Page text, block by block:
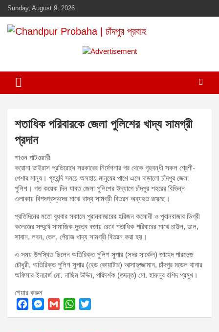
Skip
to
content
Sunday, August 9, 2026
Chandpur Probaha | চাঁদপুর প্রবাহ
v
e
s
e
m
e
n
:
শতাধিক পরিবারকে জেলা পুলিশের খাদ্য সামগ্রী
প্রদান
শাওন পাটওয়ারী
করোনা ভাইরাস প্রতিরোধে সরকারের নির্দেশনার পর থেকে গৃহবন্ধী সকল শ্রেণী-
পেশার মানুষ। গৃহবন্দি সময়ে অসহায় মানুষের পাশে এসে দাড়ালো চাঁদপুর জেলা
পুলিশ। গত কয়েক দিন যাবত জেলা পুলিশের উদ্যাগে চাঁদপুর শহরের বিভিন্ন
এলাকায় বিপদগ্রস্থদের মাঝে খাদ্য সামগ্রী বিতরন অব্যহত রয়েছে।
প্রতিদিনের মতো বুধবার সকালে পুরানবাজারের হরিজন কলোনী ও পুরানবাজার ডিগ্রী
কলেজের সম্মুখে সামাজিক দূরত্ব বজায় রেখে শতাধিক পরিবারের মাঝে চাউল, ডাল,
সাবান, লবন, তেল, পেঁয়াজ খাদ্য সামগ্রী বিতরন করা হয়।
এ সময় উপস্থিত ছিলেন অতিরিক্ত পুলিশ সুপার (সদর সার্কেল) জাহেদ পারভেজ
চৌধুরী, অতিরিক্ত পুলিশ সুপার (হেড কোয়াটার) আসাদুজ্জামান, চাঁদপুর মডেল থানার
অফিসার ইনচার্জ মো. নাছিম উদ্দিন, পরিদর্শক (তদন্ত) মো. হারুনুর রশিদ প্রমুখ।
শেয়ার করুন
F
M
G
W
T